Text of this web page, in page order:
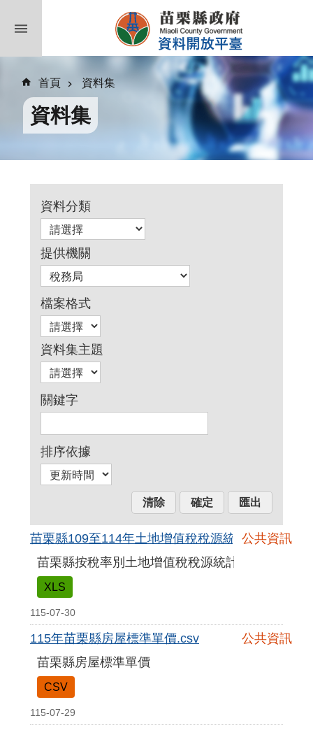
首頁 資料集
資料集
資料分類
提供機關
檔案格式
資料集主題
關鍵字
排序依據
苗栗縣109至114年土地增值稅稅源統計表(xsl格式)
公共資訊
苗栗縣按稅率別土地增值稅稅源統計表
XLS
115-07-30
115年苗栗縣房屋標準單價.csv
公共資訊
苗栗縣房屋標準單價
CSV
115-07-29